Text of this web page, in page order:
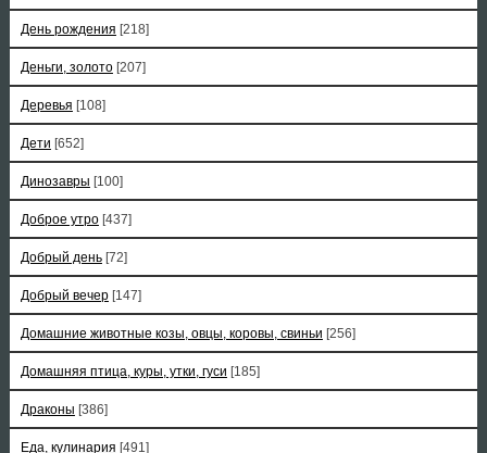
День рождения [218]
Деньги, золото [207]
Деревья [108]
Дети [652]
Динозавры [100]
Доброе утро [437]
Добрый день [72]
Добрый вечер [147]
Домашние животные козы, овцы, коровы, свиньи [256]
Домашняя птица, куры, утки, гуси [185]
Драконы [386]
Еда, кулинария [491]